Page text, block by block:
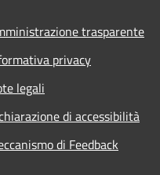
trasparente
privacy
legali
di accessibilità
di Feedback